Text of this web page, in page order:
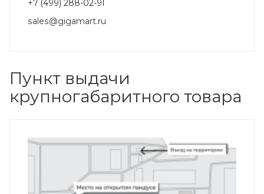
+7 (499) 288-02-91
sales@gigamart.ru
Пункт выдачи
крупногабаритного товара